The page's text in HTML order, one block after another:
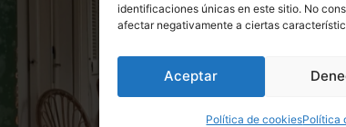
identificaciones únicas en este sitio. No
afectar negativamente a ciertas
Aceptar
Política de cookiesPolítica